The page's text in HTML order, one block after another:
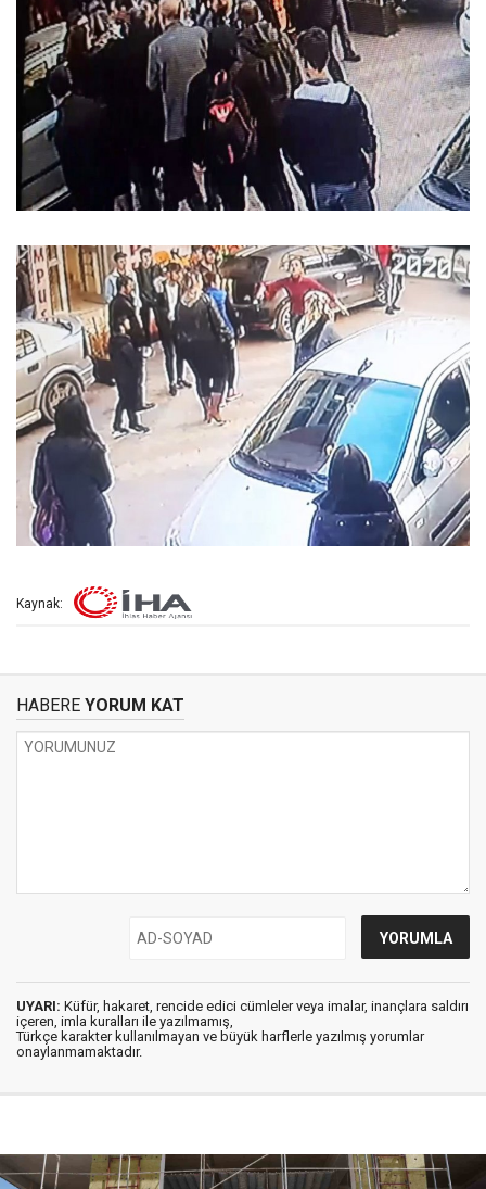
Kaynak:
HABERE YORUM KAT
UYARI: Küfür, hakaret, rencide edici cümleler veya imalar, inançlara saldırı
içeren, imla kuralları ile yazılmamış,
Türkçe karakter kullanılmayan ve büyük harflerle yazılmış yorumlar
onaylanmamaktadır.